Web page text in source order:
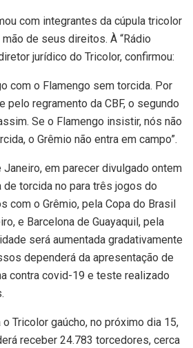
com integrantes da cúpula tricolor
de seus direitos. À “Rádio
jurídico do Tricolor, confirmou:
com o Flamengo sem torcida. Por
pelo regramento da CBF, o segundo
Se o Flamengo insistir, nós não
o Grêmio não entra em campo”.
em parecer divulgado ontem
de torcida no para três jogos do
com o Grêmio, pela Copa do Brasil
e Barcelona de Guayaquil, pela
será aumentada gradativamente
dependerá da apresentação de
contra covid-19 e teste realizado
Tricolor gaúcho, no próximo dia 15,
receber 24.783 torcedores, cerca